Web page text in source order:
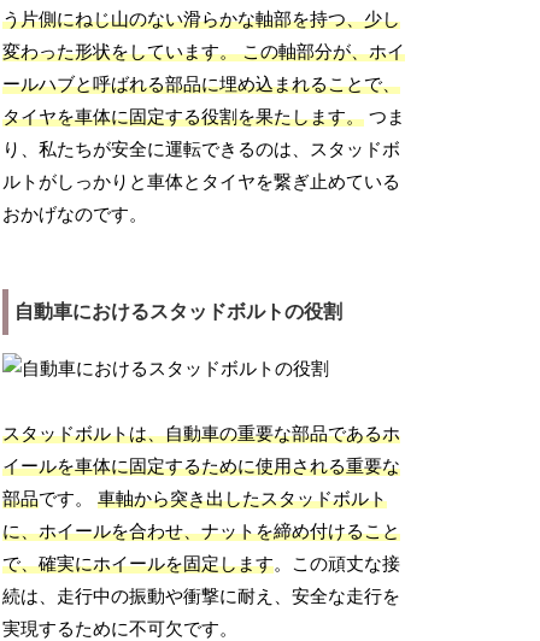
う片側にねじ山のない滑らかな軸部を持つ、少し
変わった形状をしています。この軸部分が、ホイ
ールハブと呼ばれる部品に埋め込まれることで、
タイヤを車体に固定する役割を果たします。 つま
り、私たちが安全に運転できるのは、スタッドボ
ルトがしっかりと車体とタイヤを繋ぎ止めている
おかげなのです。
自動車におけるスタッドボルトの役割
スタッドボルトは、自動車の重要な部品であるホ
イールを車体に固定するために使用される重要な
部品です。車軸から突き出したスタッドボルト
に、ホイールを合わせ、ナットを締め付けること
で、確実にホイールを固定します。この頑丈な接
続は、走行中の振動や衝撃に耐え、安全な走行を
実現するために不可欠です。